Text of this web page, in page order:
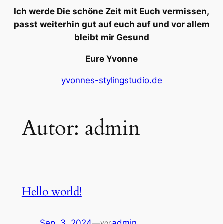
Ich werde Die schöne Zeit mit Euch vermissen,
passt weiterhin gut auf euch auf und vor allem
bleibt mir Gesund
Eure Yvonne
yvonnes-stylingstudio.de
Autor: admin
Hello world!
von